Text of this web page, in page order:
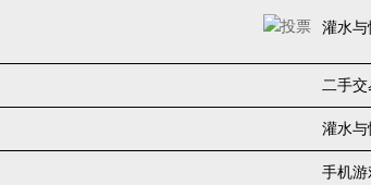
灌水
二手
灌水
手机